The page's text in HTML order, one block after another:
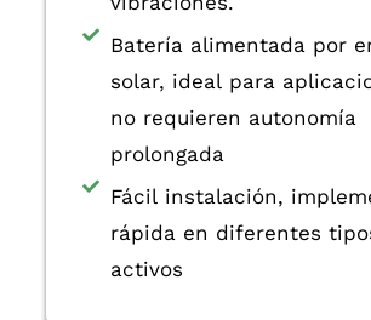
Batería alimentada por
solar, ideal para
no requieren autonomía
prolongada
Fácil instalación,
rápida en diferentes
activos